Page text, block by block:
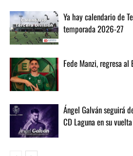
Ya hay calendario de
temporada 2026-27
Fede Manzi, regresa al
Ángel Galván seguirá
CD Laguna en su